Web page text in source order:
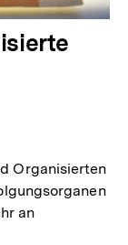
Organisierten
an